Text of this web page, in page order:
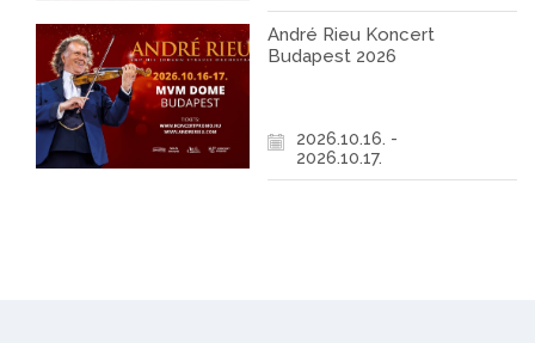
André Rieu Koncert
Budapest 2026
2026.10.16. -
2026.10.17.